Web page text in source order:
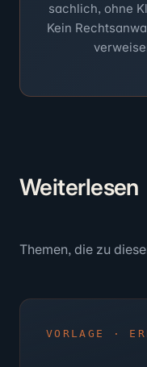
sachlich, ohne
Kein
Weiterlesen
Themen, die zu
VORLAGE ·